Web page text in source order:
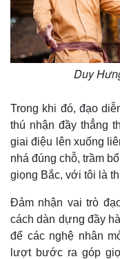
Thế giới
Hồ sơ
Duy
Trong khi đó, đạo
thú nhận đầy thẳng
giai điệu lên xuống
nhá đúng chỗ, trầm
giọng Bắc, với tôi là
Đảm nhận vai trò
cách dàn dựng đầy
để các nghệ nhân
lượt bước ra góp